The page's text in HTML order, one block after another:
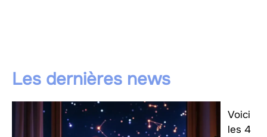
Les dernières news
Voici
les 4